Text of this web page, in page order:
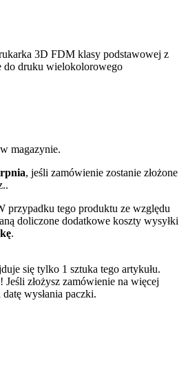
3D FDM klasy podstawowej z
do druku wielokolorowego
magazynie.
, jeśli zamówienie zostanie złożone
.
przypadku tego produktu ze względu
doliczone dodatkowe koszty wysyłki
.
się tylko 1 sztuka tego artykułu.
złożysz zamówienie na więcej
wysłania paczki.